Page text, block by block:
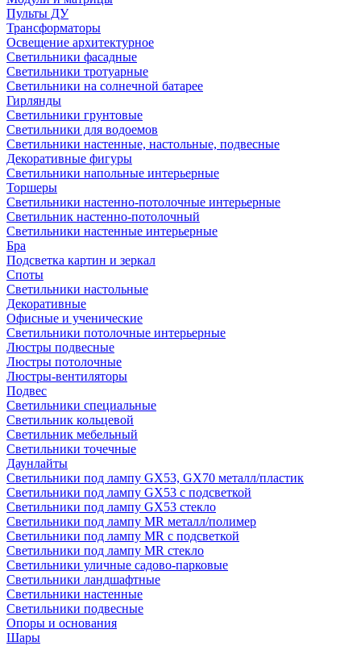
Пульты ДУ
Трансформаторы
Освещение архитектурное
Светильники фасадные
Светильники тротуарные
Светильники на солнечной батарее
Гирлянды
Светильники грунтовые
Светильники для водоемов
Светильники настенные, настольные, подвесные
Декоративные фигуры
Светильники напольные интерьерные
Торшеры
Светильники настенно-потолочные интерьерные
Светильник настенно-потолочный
Светильники настенные интерьерные
Бра
Подсветка картин и зеркал
Споты
Светильники настольные
Декоративные
Офисные и ученические
Светильники потолочные интерьерные
Люстры подвесные
Люстры потолочные
Люстры-вентиляторы
Подвес
Светильники специальные
Светильник кольцевой
Светильник мебельный
Светильники точечные
Даунлайты
Светильники под лампу GX53, GX70 металл/пластик
Светильники под лампу GX53 с подсветкой
Светильники под лампу GX53 стекло
Светильники под лампу MR металл/полимер
Светильники под лампу MR с подсветкой
Светильники под лампу MR стекло
Светильники уличные садово-парковые
Светильники ландшафтные
Светильники настенные
Светильники подвесные
Опоры и основания
Шары